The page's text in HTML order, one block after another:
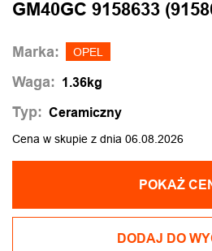
GM40GC 9158633
Marka: OPEL
Waga: 1.36kg
Typ: Ceramiczny
Cena w skupie z dnia 06.08.2026
POKAŻ
DODAJ DO